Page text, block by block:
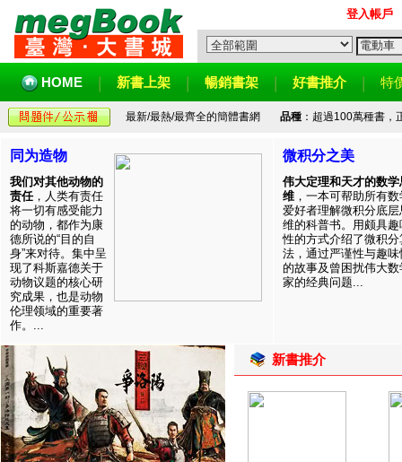
登入帳戶
HOME 新書上架 暢銷書架 好書推介 特
最新/最熱/最齊全的簡體書網 品種：超過100萬種書，
同为造物
我们对其他动物的
责任，人类有责任
将一切有感受能力
的动物，都作为康
德所说的“目的自
身”来对待。集中呈
现了科斯嘉德关于
动物议题的核心研
究成果，也是动物
伦理领域的重要著
作。...
微积分之美
伟大定理和天才的数学
维 ，一本可帮助所有数
爱好者理解微积分底层
维的科普书。用颇具趣
性的方式介绍了微积分
法，通过严谨性与趣味
的故事及曾困扰伟大数
家的经典问题...
新書推介